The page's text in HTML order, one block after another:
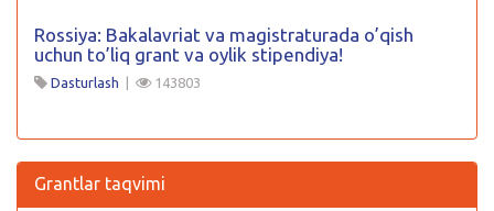
Rossiya: Bakalavriat va magistraturada o’qish
uchun to’liq grant va oylik stipendiya!
Dasturlash | 143803
Grantlar taqvimi